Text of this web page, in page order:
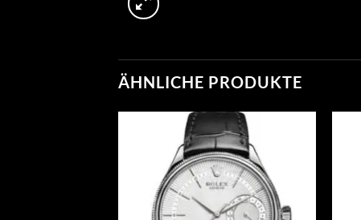
ÄHNLICHE PRODUKTE